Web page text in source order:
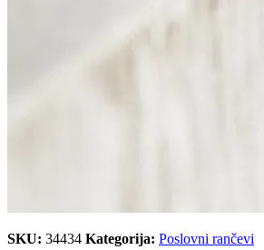
SKU: 34434 Kategorija: Poslovni rančevi